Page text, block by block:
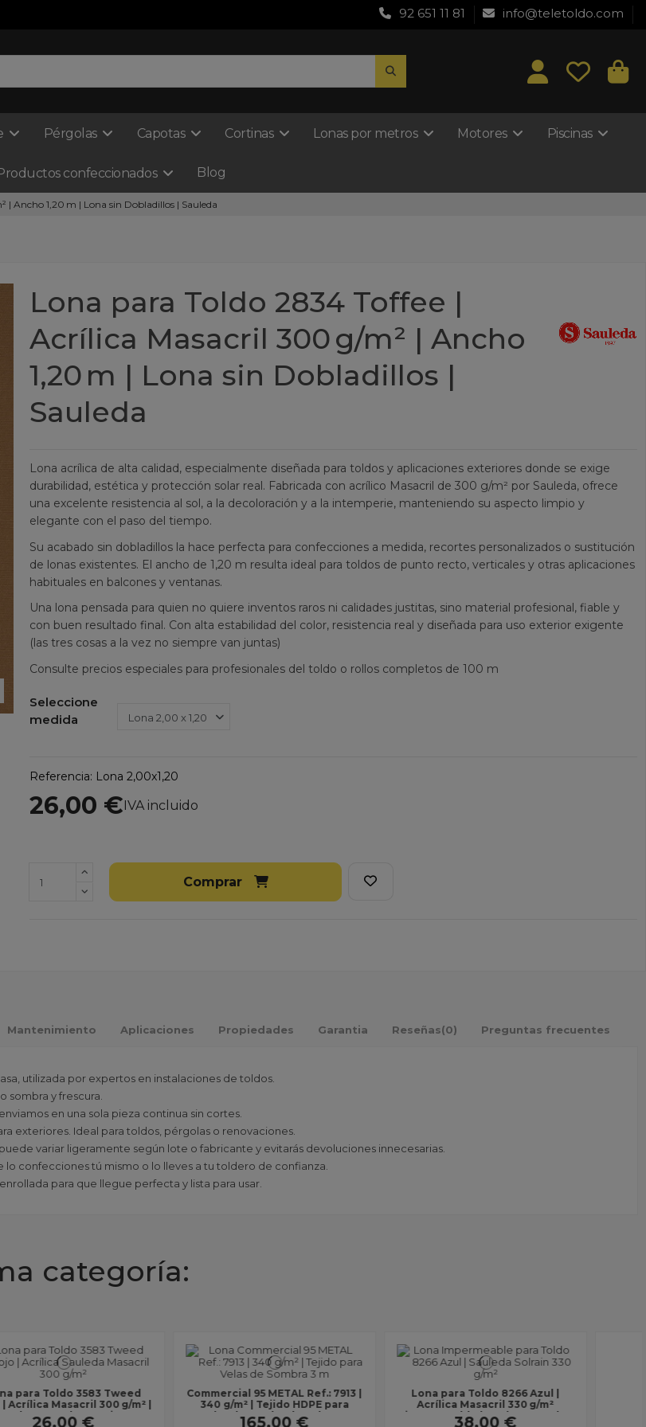
92 651 11 81 info@teletoldo.com
Pérgolas Capotas Cortinas Lonas por metros Motores Piscinas
confeccionados Blog
| Ancho 1,20 m | Lona sin Dobladillos | Sauleda
Lona para Toldo 2834 Toffee |
Acrílica Masacril 300 g/m² | Ancho
1,20 m | Lona sin Dobladillos |
Sauleda
Lona acrílica de alta calidad, especialmente diseñada para toldos y aplicaciones exteriores donde se exige
durabilidad, estética y protección solar real. Fabricada con acrílico Masacril de 300 g/m² por Sauleda, ofrece
una excelente resistencia al sol, a la decoloración y a la intemperie, manteniendo su aspecto limpio y
elegante con el paso del tiempo.
Su acabado sin dobladillos la hace perfecta para confecciones a medida, recortes personalizados o sustitución
de lonas existentes. El ancho de 1,20 m resulta ideal para toldos de punto recto, verticales y otras aplicaciones
habituales en balcones y ventanas.
Una lona pensada para quien no quiere inventos raros ni calidades justitas, sino material profesional, fiable y
con buen resultado final. Con alta estabilidad del color, resistencia real y diseñada para uso exterior exigente
(las tres cosas a la vez no siempre van juntas)
Consulte precios especiales para profesionales del toldo o rollos completos de 100 m
Seleccione
medida
Referencia: Lona 2,00x1,20
26,00 €IVA incluido
Comprar
Mantenimiento Aplicaciones Propiedades Garantia Reseñas(0) Preguntas frecuentes
utilizada por expertos en instalaciones de toldos.
sombra y frescura.
en una sola pieza continua sin cortes.
exteriores. Ideal para toldos, pérgolas o renovaciones.
variar ligeramente según lote o fabricante y evitarás devoluciones innecesarias.
lo confecciones tú mismo o lo lleves a tu toldero de confianza.
para que llegue perfecta y lista para usar.
categoría:
Lona para Toldo 8266 Azul |
Acrílica Masacril 330 g/m²
impermeable | Ancho 1,20 m |...
38,00 €
Lona para Toldo 1558 Basalto |
Acrílica Masacril 330 g/m²
impermeable | Ancho 1,20 m |...
38,00 €